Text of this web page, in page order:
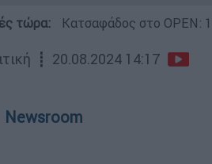
τώρα: Κατσαφάδος στο OPEN:
┋ 20.08.2024 14:17
Newsroom